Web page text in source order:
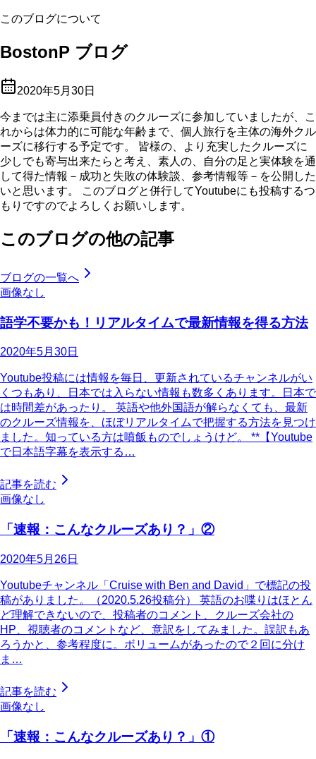
このブログについて
BostonP ブログ
2020年5月30日
今までは主に添乗員付きのクルーズに参加していましたが、こ
れからは体力的に可能な年齢まで、個人旅行を主体の海外クル
ーズに移行する予定です。 皆様の、より充実したクルーズに
少しでも寄与出来たらと考え、素人の、自分の足と実体験を通
して得た情報－成功と失敗の体験談、参考情報等－を公開した
いと思います。 このブログと併行してYoutubeにも投稿するつ
もりですのでよろしくお願いします。
このブログの他の記事
ブログの一覧へ
画像なし
語学不要かも！リアルタイムで最新情報を得る方法
2020年5月30日
Youtube投稿には情報を毎日、更新されているチャンネルがい
くつもあり、日本では入らない情報も数多くあります。日本で
は時間差があったり。 英語や他外国語が解らなくても、最新
のクルーズ情報を、ほぼリアルタイムで把握する方法を見つけ
ました。知っている方は噴飯ものでしょうけど。 **【Youtube
で日本語字幕を表示する…
記事を読む
画像なし
「速報：こんなクルーズあり？」②
2020年5月26日
Youtubeチャンネル「Cruise with Ben and David」で標記の投
稿がありました。（2020.5.26投稿分） 英語のお喋りはほとん
ど理解できないので、投稿者のコメント、クルーズ会社の
HP、視聴者のコメントなど、意訳をしてみました。誤訳もあ
ろうかと、参考程度に。ボリュームがあったので２回に分け
ま…
記事を読む
画像なし
「速報：こんなクルーズあり？」①